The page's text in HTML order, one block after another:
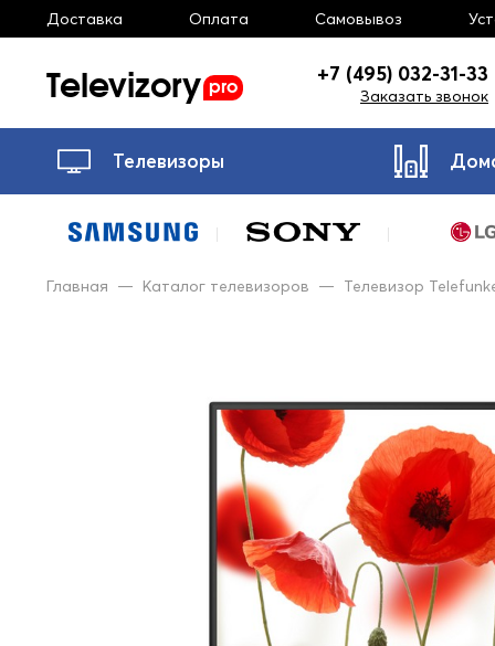
Доставка Оплата Самовывоз
Televizory pro +7 (495) 032-31-33
Заказать звонок
Телевизоры
Главная — Каталог телевизоров — Телевизор